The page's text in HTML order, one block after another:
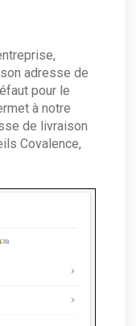
adresse de
pour le
à notre
de livraison
Covalence,